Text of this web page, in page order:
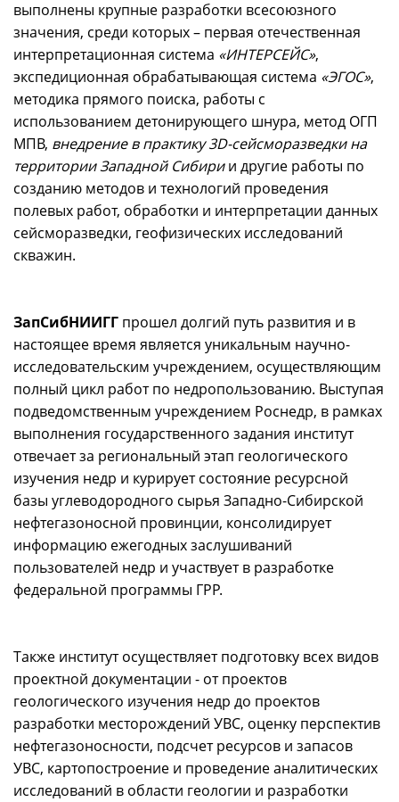
выполнены крупные разработки всесоюзного
значения, среди которых – первая отечественная
интерпретационная система «ИНТЕРСЕЙС»,
экспедиционная обрабатывающая система «ЭГОС»,
методика прямого поиска, работы с
использованием детонирующего шнура, метод ОГП
МПВ, внедрение в практику 3D-сейсморазведки на
территории Западной Сибирии другие работы по
созданию методов и технологий проведения
полевых работ, обработки и интерпретации данных
сейсморазведки, геофизических исследований
скважин.
ЗапСибНИИГГ прошел долгий путь развития и в
настоящее время является уникальным научно-
исследовательским учреждением, осуществляющим
полный цикл работ по недропользованию. Выступая
подведомственным учреждением Роснедр, в рамках
выполнения государственного задания институт
отвечает за региональный этап геологического
изучения недр и курирует состояние ресурсной
базы углеводородного сырья Западно-Сибирской
нефтегазоносной провинции, консолидирует
информацию ежегодных заслушиваний
пользователей недр и участвует в разработке
федеральной программы ГРР.
Также институт осуществляет подготовку всех видов
проектной документации - от проектов
геологического изучения недр до проектов
разработки месторождений УВС, оценку перспектив
нефтегазоносности, подсчет ресурсов и запасов
УВС, картопостроение и проведение аналитических
исследований в области геологии и разработки